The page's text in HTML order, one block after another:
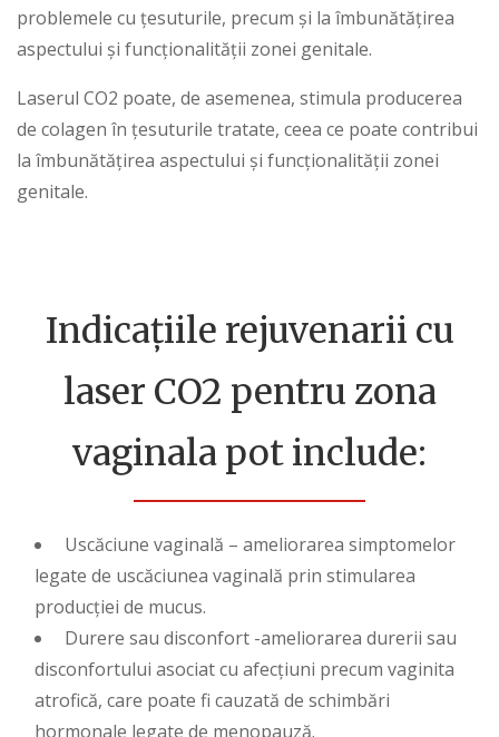
problemele cu țesuturile, precum și la îmbunătățirea
aspectului și funcționalității zonei genitale.
Laserul CO2 poate, de asemenea, stimula producerea
de colagen în țesuturile tratate, ceea ce poate contribui
la îmbunătățirea aspectului și funcționalității zonei
genitale.
Indicațiile rejuvenarii cu
laser CO2 pentru zona
vaginala pot include:
Uscăciune vaginală – ameliorarea simptomelor
legate de uscăciunea vaginală prin stimularea
producției de mucus.
Durere sau disconfort -ameliorarea durerii sau
disconfortului asociat cu afecțiuni precum vaginita
atrofică, care poate fi cauzată de schimbări
hormonale legate de menopauză.